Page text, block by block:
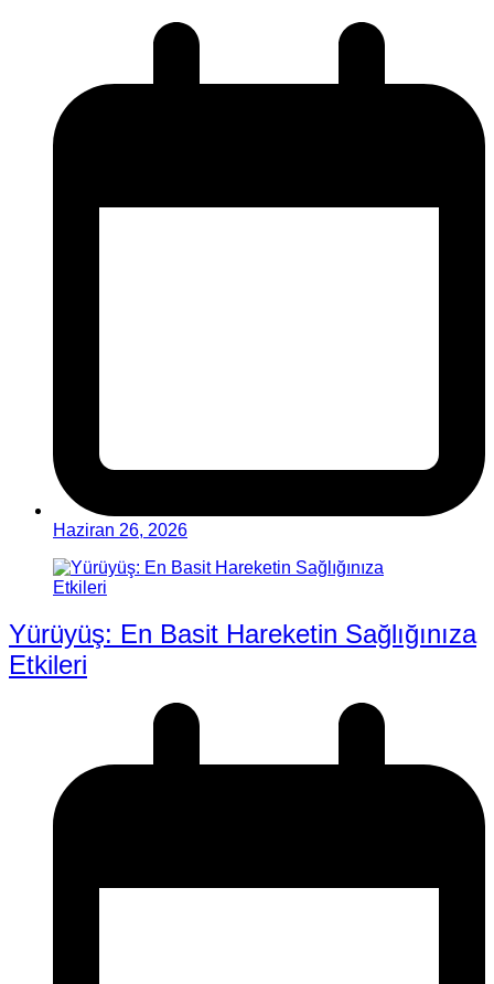
Haziran 26, 2026
Yürüyüş: En Basit Hareketin Sağlığınıza
Etkileri